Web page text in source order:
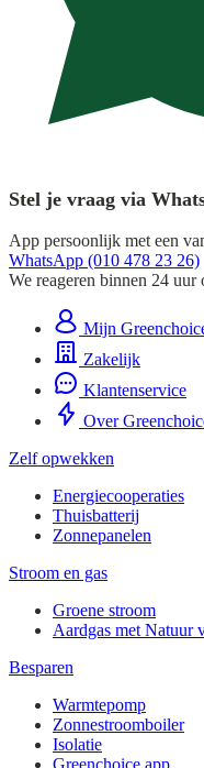
Stel je vraag via
App persoonlijk met een
WhatsApp (010 478 23 26)
We reageren binnen 24 uur
Mijn
Zakelijk
Klantenservice
Over
Zelf opwekken
Energiecooperaties
Thuisbatterij
Zonnepanelen
Stroom en gas
Groene stroom
Aardgas met Natuur
Besparen
Warmtepomp
Zonnestroomboiler
Isolatie
Greenchoice app